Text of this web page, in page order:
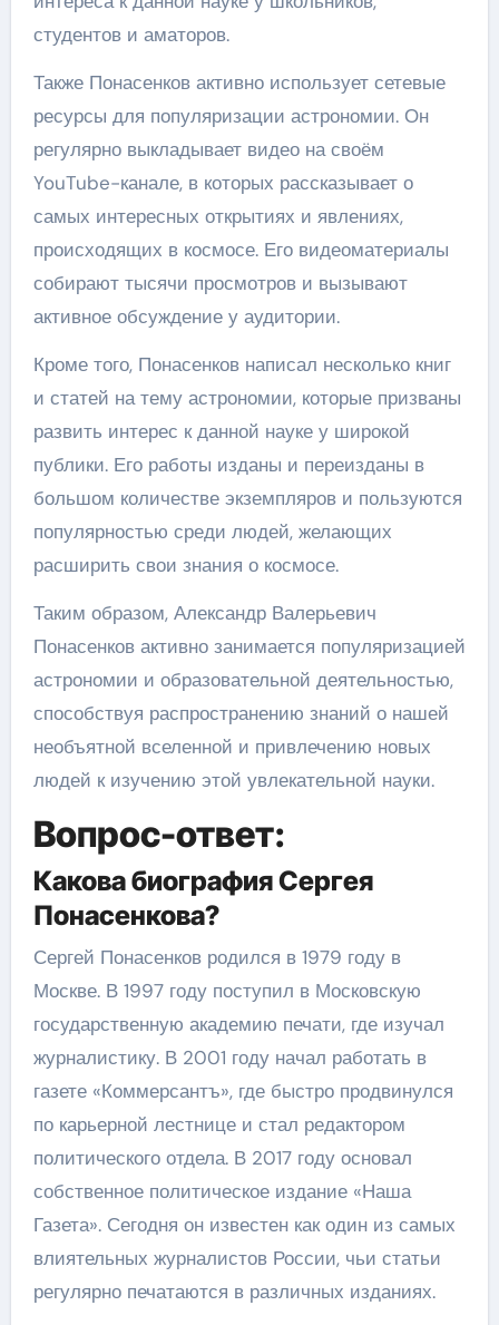
студентов и аматоров.
Также Понасенков активно использует сетевые
ресурсы для популяризации астрономии. Он
регулярно выкладывает видео на своём
YouTube-канале, в которых рассказывает о
самых интересных открытиях и явлениях,
происходящих в космосе. Его видеоматериалы
собирают тысячи просмотров и вызывают
активное обсуждение у аудитории.
Кроме того, Понасенков написал несколько книг
и статей на тему астрономии, которые призваны
развить интерес к данной науке у широкой
публики. Его работы изданы и переизданы в
большом количестве экземпляров и пользуются
популярностью среди людей, желающих
расширить свои знания о космосе.
Таким образом, Александр Валерьевич
Понасенков активно занимается популяризацией
астрономии и образовательной деятельностью,
способствуя распространению знаний о нашей
необъятной вселенной и привлечению новых
людей к изучению этой увлекательной науки.
Вопрос-ответ:
Какова биография Сергея
Понасенкова?
Сергей Понасенков родился в 1979 году в
Москве. В 1997 году поступил в Московскую
государственную академию печати, где изучал
журналистику. В 2001 году начал работать в
газете «Коммерсантъ», где быстро продвинулся
по карьерной лестнице и стал редактором
политического отдела. В 2017 году основал
собственное политическое издание «Наша
Газета». Сегодня он известен как один из самых
влиятельных журналистов России, чьи статьи
регулярно печатаются в различных изданиях.